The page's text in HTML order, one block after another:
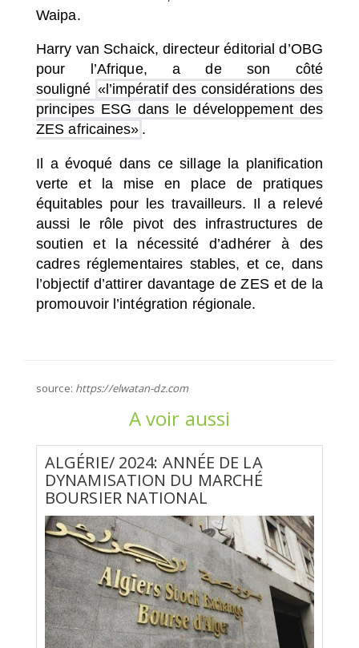
Waipa.
Harry van Schaick, directeur éditorial d’OBG
pour l’Afrique, a de son côté
souligné «l’impératif des considérations des
principes ESG dans le développement des
ZES africaines» .
Il a évoqué dans ce sillage la planification
verte et la mise en place de pratiques
équitables pour les travailleurs. Il a relevé
aussi le rôle pivot des infrastructures de
soutien et la nécessité d’adhérer à des
cadres réglementaires stables, et ce, dans
l’objectif d’attirer davantage de ZES et de la
promouvoir l’intégration régionale.
source: https://elwatan-dz.com
A voir aussi
ALGÉRIE/ 2024: ANNÉE DE LA
DYNAMISATION DU MARCHÉ
BOURSIER NATIONAL